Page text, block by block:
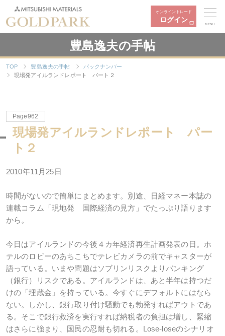
オンライントレード
ログイン
MENU
豊島逸夫の手帖
TOP 豊島逸夫の手帖
バックナンバー
現場発アイルランドレポート パート２
Page962
現場発アイルランドレポート パー
ト２
2010年11月25日
時間がないので簡単にまとめます。別途、日経マネー本誌の
連載コラム「現地発 国際経済の見方」でたっぷり語ります
から。
今日はアイルランドの今後４カ年経済再生計画発表の日。ホ
テルのロビーのあちこちでテレビカメラの前でキャスターが
語っている。いまや問題はソブリンリスクよりバンキング
（銀行）リスクである。アイルランドは、あと半年は持つだ
けの「埋蔵金」を持っている。今すぐにデフォルトにはなら
ない。しかし、銀行取り付け騒動でも勃発すればアウトであ
る。そこで銀行救済を実行すれば納税者の負担は増し、緊縮
はさらに強まり、国民の忍耐も切れる。Lose-loseのシナリオ